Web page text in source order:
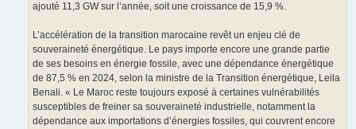
ajouté 11,3 GW sur l’année, soit une croissance de 15,9 %.
L’accélération de la transition marocaine revêt un enjeu clé de
souveraineté énergétique. Le pays importe encore une grande partie
de ses besoins en énergie fossile, avec une dépendance énergétique
de 87,5 % en 2024, selon la ministre de la Transition énergétique, Leila
Benali. « Le Maroc reste toujours exposé à certaines vulnérabilités
susceptibles de freiner sa souveraineté industrielle, notamment la
dépendance aux importations d’énergies fossiles, qui couvrent encore